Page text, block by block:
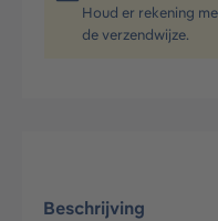
Houd er rekening
de verzendwijze.
Beschrijving